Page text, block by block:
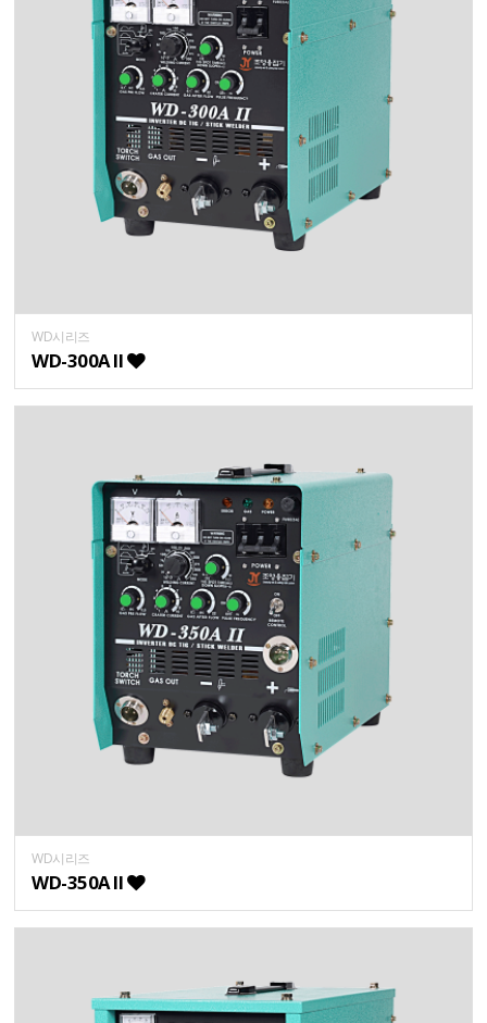
WD시리즈
WD-300A II
WD시리즈
WD-350A II